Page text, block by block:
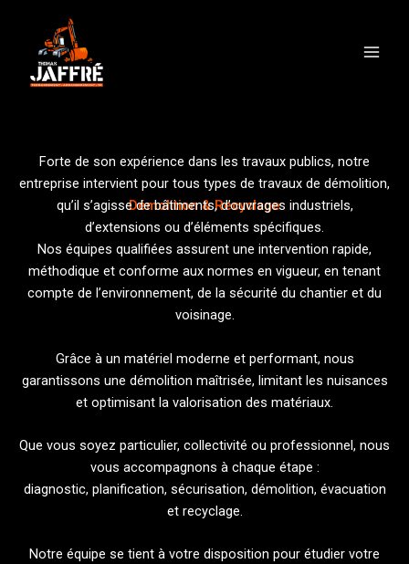
contenu
Démolition & Recyclage
Forte de son expérience dans les travaux publics, notre
entreprise intervient pour tous types de travaux de démolition,
qu’il s’agisse de bâtiments, d’ouvrages industriels,
d’extensions ou d’éléments spécifiques.
Nos équipes qualifiées assurent une intervention rapide,
méthodique et conforme aux normes en vigueur, en tenant
compte de l’environnement, de la sécurité du chantier et du
voisinage.
Grâce à un matériel moderne et performant, nous
garantissons une démolition maîtrisée, limitant les nuisances
et optimisant la valorisation des matériaux.
Que vous soyez particulier, collectivité ou professionnel, nous
vous accompagnons à chaque étape :
diagnostic, planification, sécurisation, démolition, évacuation
et recyclage.
Notre équipe se tient à votre disposition pour étudier votre